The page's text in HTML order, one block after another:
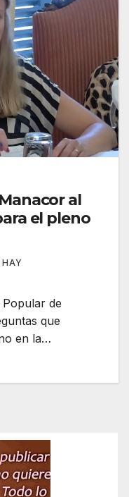
al
el pleno
de
que
en la…